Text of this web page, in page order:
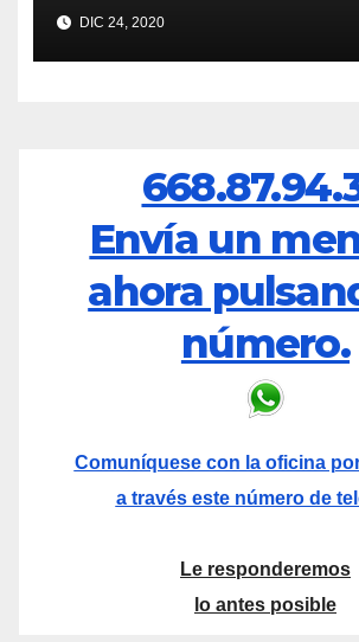
DIC 24, 2020
Envía un
ahora
número.
Comuníquese con la oficina
a través este número de
Le responderemos
lo antes posible